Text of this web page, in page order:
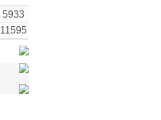
5933
11595